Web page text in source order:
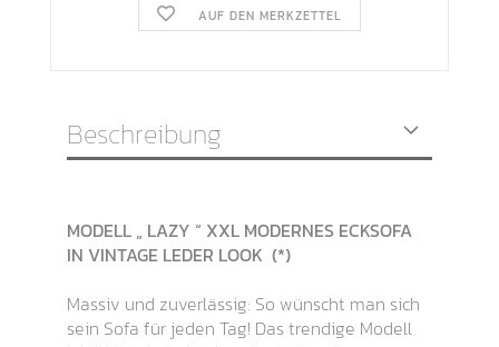
AUF DEN MERKZETTEL
Beschreibung
MODELL „ LAZY “ XXL MODERNES ECKSOFA
IN VINTAGE LEDER LOOK (*)
Massiv und zuverlässig: So wünscht man sich
sein Sofa für jeden Tag! Das trendige Modell